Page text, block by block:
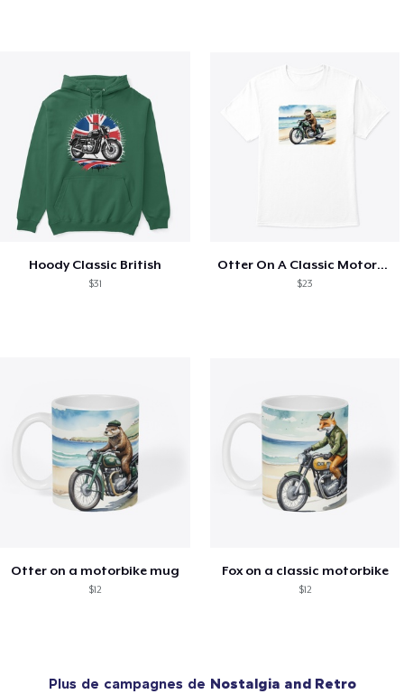
Hoody Classic British
$31
Otter On A Classic Motorbike
$23
Otter on a motorbike mug
$12
Fox on a classic motorbike
$12
Plus de campagnes de Nostalgia and Retro